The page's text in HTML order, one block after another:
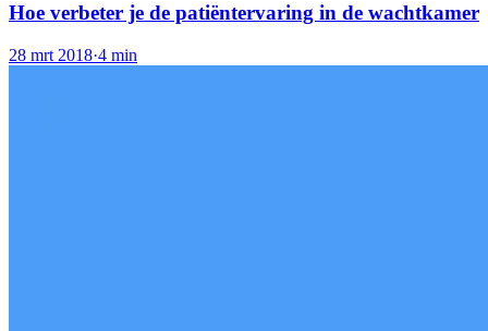
Hoe verbeter je de patiëntervaring in de wachtkamer
28 mrt 2018·4 min